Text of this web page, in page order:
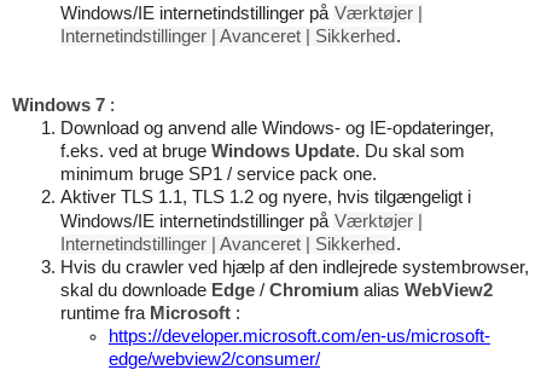
Windows/IE internetindstillinger på Værktøjer |
Internetindstillinger | Avanceret | Sikkerhed .
Windows 7 :
Download og anvend alle Windows- og IE-opdateringer,
f.eks. ved at bruge Windows Update. Du skal som
minimum bruge SP1 / service pack one.
Aktiver TLS 1.1, TLS 1.2 og nyere, hvis tilgængeligt i
Windows/IE internetindstillinger på Værktøjer |
Internetindstillinger | Avanceret | Sikkerhed .
Hvis du crawler ved hjælp af den indlejrede systembrowser,
skal du downloade Edge / Chromium alias WebView2
runtime fra Microsoft :
https://developer.microsoft.com/en-us/microsoft-
edge/webview2/consumer/